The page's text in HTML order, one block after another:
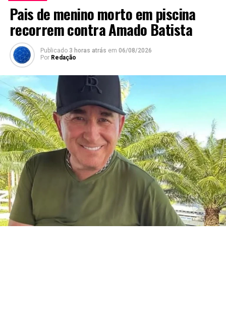
Pais de menino morto em piscina
recorrem contra Amado Batista
Publicado 3 horas atrás em 06/08/2026
Por Redação